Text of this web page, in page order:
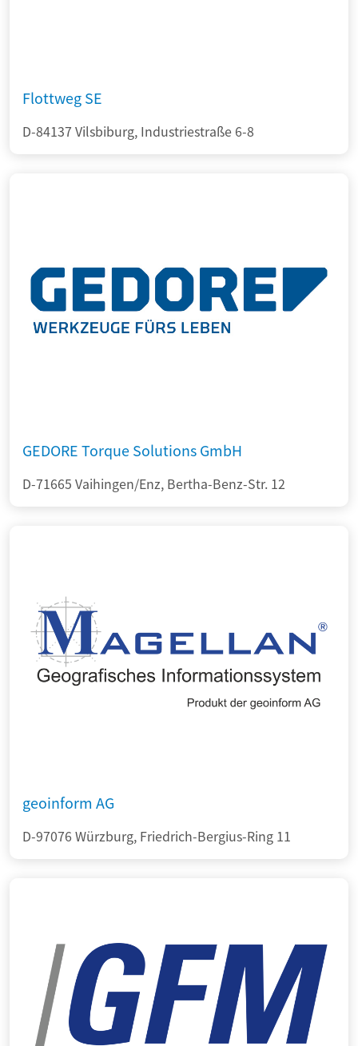
Flottweg SE
D-84137 Vilsbiburg, Industriestraße 6-8
GEDORE Torque Solutions GmbH
D-71665 Vaihingen/Enz, Bertha-Benz-Str. 12
geoinform AG
D-97076 Würzburg, Friedrich-Bergius-Ring 11